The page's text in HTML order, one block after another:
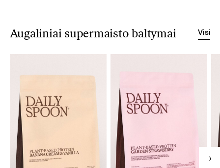
Augaliniai supermaisto baltymai Visi